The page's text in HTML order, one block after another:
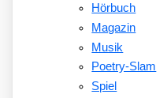
Hörbuch
Magazin
Musik
Poetry-Slam
Spiel